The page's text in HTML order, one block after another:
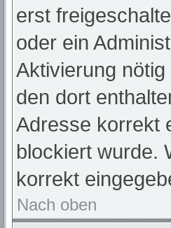
erst
oder ein
Aktivierung
den dort
Adresse korrekt
blockiert wurde.
korrekt
Nach oben